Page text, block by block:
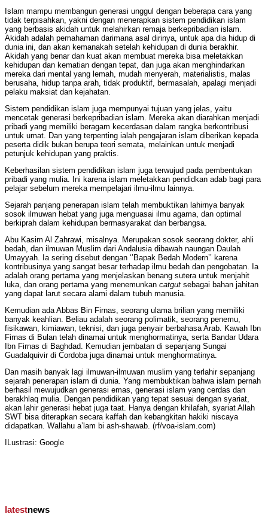
Islam mampu membangun generasi unggul dengan beberapa cara yang
tidak terpisahkan, yakni dengan menerapkan sistem pendidikan islam
yang berbasis akidah untuk melahirkan remaja berkepribadian islam.
Akidah adalah pemahaman darimana asal dirinya, untuk apa dia hidup di
dunia ini, dan akan kemanakah setelah kehidupan di dunia berakhir.
Akidah yang benar dan kuat akan membuat mereka bisa meletakkan
kehidupan dan kematian dengan tepat, dan juga akan menghindarkan
mereka dari mental yang lemah, mudah menyerah, materialistis, malas
berusaha, hidup tanpa arah, tidak produktif, bermasalah, apalagi menjadi
pelaku maksiat dan kejahatan.
Sistem pendidikan islam juga mempunyai tujuan yang jelas, yaitu
mencetak generasi berkepribadian islam. Mereka akan diarahkan menjadi
pribadi yang memiliki beragam kecerdasan dalam rangka berkontribusi
untuk umat. Dan yang terpenting ialah pengajaran islam diberikan kepada
peserta didik bukan berupa teori semata, melainkan untuk menjadi
petunjuk kehidupan yang praktis.
Keberhasilan sistem pendidikan islam juga terwujud pada pembentukan
pribadi yang mulia. Ini karena islam meletakkan pendidkan adab bagi para
pelajar sebelum mereka mempelajari ilmu-ilmu lainnya.
Sejarah panjang penerapan islam telah membuktikan lahirnya banyak
sosok ilmuwan hebat yang juga menguasai ilmu agama, dan optimal
berkiprah dalam kehidupan bermasyarakat dan berbangsa.
Abu Kasim Al Zahrawi, misalnya. Merupakan sosok seorang dokter, ahli
bedah, dan ilmuwan Muslim dari Andalusia dibawah naungan Daulah
Umayyah. Ia sering disebut dengan ‘’Bapak Bedah Modern’’ karena
kontribusinya yang sangat besar terhadap ilmu bedah dan pengobatan. Ia
adalah orang pertama yang menjelaskan benang sutera untuk menjahit
luka, dan orang pertama yang menemunkan catgut sebagai bahan jahitan
yang dapat larut secara alami dalam tubuh manusia.
Kemudian ada Abbas Bin Firnas, seorang ulama brilian yang memiliki
banyak keahlian. Beliau adalah seorang polimatik, seorang penemu,
fisikawan, kimiawan, teknisi, dan juga penyair berbahasa Arab. Kawah Ibn
Firnas di Bulan telah dinamai untuk menghormatinya, serta Bandar Udara
Ibn Firnas di Baghdad. Kemudian jembatan di sepanjang Sungai
Guadalquivir di Cordoba juga dinamai untuk menghormatinya.
Dan masih banyak lagi ilmuwan-ilmuwan muslim yang terlahir sepanjang
sejarah penerapan islam di dunia. Yang membuktikan bahwa islam pernah
berhasil mewujudkan generasi emas, generasi islam yang cerdas dan
berakhlaq mulia. Dengan pendidikan yang tepat sesuai dengan syariat,
akan lahir generasi hebat juga taat. Hanya dengan khilafah, syariat Allah
SWT bisa diterapkan secara kaffah dan kebangkitan hakiki niscaya
didapatkan. Wallahu a’lam bi ash-shawab. (rf/voa-islam.com)
ILustrasi: Google
latestnews